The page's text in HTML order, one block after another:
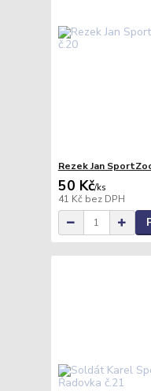
Rezek Jan
50 Kč/ks
41 Kč bez DPH